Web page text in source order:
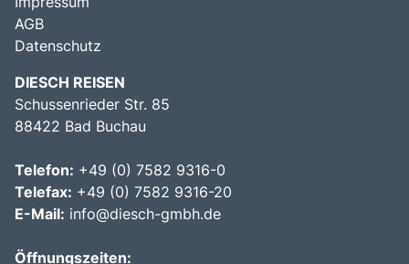
AGB
Datenschutz
DIESCH REISEN
Schussenrieder Str. 85
88422 Bad Buchau
Telefon: +49 (0) 7582 9316-0
Telefax: +49 (0) 7582 9316-20
E-Mail: info@diesch-gmbh.de
Öffnungszeiten: